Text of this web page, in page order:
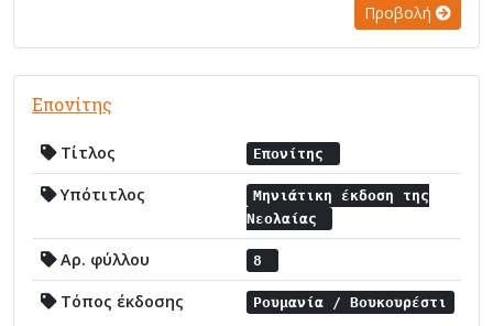
Προβολή
Επονίτης
Τίτλος Επονίτης
Υπότιτλος
Μηνιάτικη έκδοση της
Νεολαίας
Αρ. φύλλου 8
Τόπος έκδοσης Ρουμανία / Βουκουρέστι